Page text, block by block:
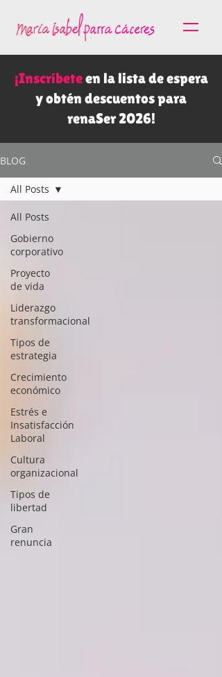
¡Inscríbeteen la lista de espera
y obtén descuentos para
renaSer 2026!
BLOG
All Posts
Gobierno
corporativo
Proyecto
de vida
Liderazgo
transformacional
Tipos de
estrategia
Crecimiento
económico
Estrés e
Insatisfacción
Laboral
Cultura
organizacional
Tipos de
libertad
Gran
renuncia
All Posts